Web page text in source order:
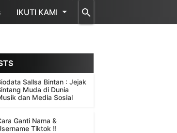
IKUTI KAMI
Sallsa Bintan : Jejak
Muda di Dunia
dan Media Sosial
Ganti Nama &
Tiktok !!